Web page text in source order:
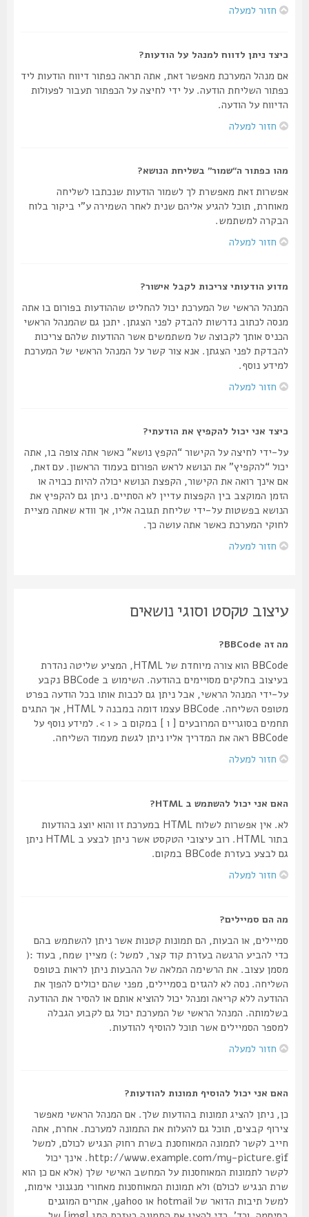
חזור למעלה
כיצד ניתן לדווח למנהל על הודעות?
אם מנהל המערכת מאפשר זאת, אתה תראה כפתור דיווח הודעות ליד
כפתור השליחת הודעה. על ידי לחיצה על הכפתור תעבור לפעולות
הדיווח על הודעה.
חזור למעלה
מהו כפתור ה“שמור” בשליחת הנושא?
אפשרות זאת מאפשרת לך לשמור הודעות שנכתבו לשליחה
מאוחרת, תוכל להגיע אליהם שנית לאחר השמירה ע"י ביקור בלוח
הבקרה למשתמש.
חזור למעלה
מדוע הודעותי צריכות לקבל אישור?
המנהל הראשי של המערכת יכול להחליט שההודעות בפורום בו אתה
מנסה לכתוב נדרשות להבדק לפני הצגתן. יתכן גם שהמנהל הראשי
הכניס אותך לקבוצה של משתמשים אשר ההודעות שלהם צריכות
להבדקת לפני הצגתן. אנא צור קשר על המנהל הראשי של המערכת
למידע נוסף.
חזור למעלה
כיצד אני יכול להקפיץ את הודעתי?
על-ידי לחיצה על הקישור “הקפץ נושא” כאשר אתה צופה בו, אתה
יכול “להקפיץ” את הנושא לראש הפורום בעמוד הראשון. עם זאת,
אם אינך רואה את הקישור, הקפצת הנושא יכולה להיות כבויה או
הזמן המוקצב בין הקפצות עדיין לא הסתיים. ניתן גם להקפיץ את
הנושא בפשטות על-ידי שליחת תגובה אליו, אך וודא שאתה מציית
לחוקי המערכת כאשר אתה עושה כך.
חזור למעלה
עיצוב טקסט וסוגי נושאים
מה זה BBCode?
BBCode הוא צורה מיוחדת של HTML, המציע שליטה נהדרת
בעיצוב בחלקים מסויימים בהודעה. השימוש ב BBCode נקבע
על-ידי המנהל הראשי, אבל ניתן גם לכבות אותו בכל הודעה בפרט
מטופס השליחה. BBCode עצמו דומה במבנה ל HTML, אך התגים
תחמים בסוגריים המרובעים [ ו ] במקום ב < ו >. למידע נוסף על
BBCode ראה את המדריך אליו ניתן לגשת מעמוד השליחה.
חזור למעלה
האם אני יכול להשתמש ב HTML?
לא. אין אפשרות לשלוח HTML במערכת זו והוא יוצג בהודעות
בתור HTML. רוב עיצובי הטקסט אשר ניתן לבצע ב HTML ניתן
גם לבצע בעזרת BBCode במקום.
חזור למעלה
מה הם סמיילים?
סמיילים, או הבעות, הם תמונות קטנות אשר ניתן להשתמש בהם
כדי להביע הרגשה בעזרת קוד קצר, למשל :) מציין שמח, בעוד :(
מסמן עצוב. את הרשימה המלאה של ההבעות ניתן לראות בטופס
השליחה. נסה לא להגזים בסמיילים, מפני שהם יכולים להפוך את
ההודעה ללא קריאה ומנהל יכול להוציא אותם או להסיר את ההודעה
בשלמותה. המנהל הראשי של המערכת יכול גם לקבוע הגבלה
למספר הסמיילים אשר תוכל להוסיף להודעות.
חזור למעלה
האם אני יכול להוסיף תמונות להודעות?
כן, ניתן להציג תמונות בהודעות שלך. אם המנהל הראשי מאפשר
צירוף קבצים, תוכל גם להעלות את התמונה למערכת. אחרת, אתה
חייב לקשר לתמונה המאוחסנת בשרת רחוק הנגיש לכולם, למשל
http://www.example.com/my-picture.gif. אינך יכול
לקשר לתמונות המאוחסנות על המחשב האישי שלך (אלא אם כן הוא
שרת הנגיש לכולם) ולא תמונות המאוחסנות מאחורי מנגנוני אימות,
למשל תיבות הדואר של hotmail או yahoo, אתרים המוגנים